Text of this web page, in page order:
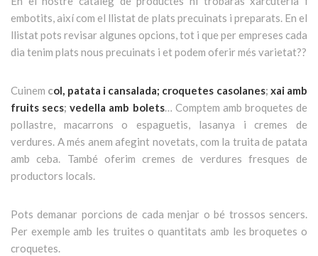
embotits, així com el llistat de plats precuinats i preparats. En el
llistat pots revisar algunes opcions, tot i que per empreses cada
dia tenim plats nous precuinats i et podem oferir més varietat??
Cuinem col, patata i cansalada; croquetes casolanes; xai amb
fruits secs;vedella amb bolets… Comptem amb broquetes de
pollastre, macarrons o espaguetis, lasanya i cremes de
verdures. A més anem afegint novetats, com la truita de patata
amb ceba. També oferim cremes de verdures fresques de
productors locals.
Pots demanar porcions de cada menjar o bé trossos sencers.
Per exemple amb les truites o quantitats amb les broquetes o
croquetes.